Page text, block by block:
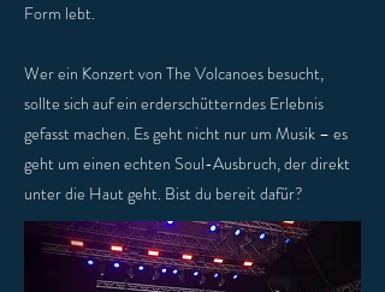
Form lebt.
Wer ein Konzert von The Volcanoes besucht,
sollte sich auf ein erderschütterndes Erlebnis
gefasst machen. Es geht nicht nur um Musik – es
geht um einen echten Soul-Ausbruch, der direkt
unter die Haut geht. Bist du bereit dafür?